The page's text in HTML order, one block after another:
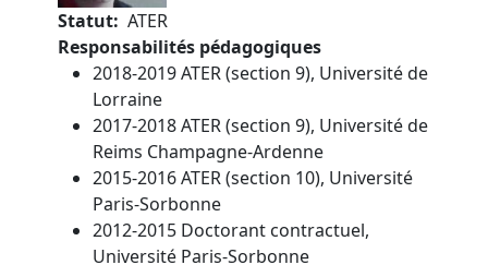
Statut
ATER
Responsabilités pédagogiques
2018-2019 ATER (section 9), Université de
Lorraine
2017-2018 ATER (section 9), Université de
Reims Champagne-Ardenne
2015-2016 ATER (section 10), Université
Paris-Sorbonne
2012-2015 Doctorant contractuel,
Université Paris-Sorbonne